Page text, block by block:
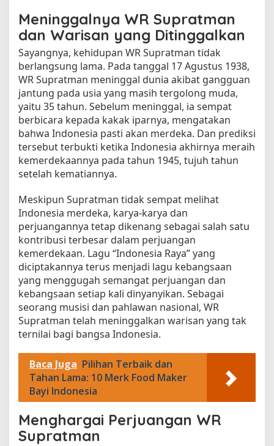
Meninggalnya WR Supratman
dan Warisan yang Ditinggalkan
Sayangnya, kehidupan WR Supratman tidak
berlangsung lama. Pada tanggal 17 Agustus 1938,
WR Supratman meninggal dunia akibat gangguan
jantung pada usia yang masih tergolong muda,
yaitu 35 tahun. Sebelum meninggal, ia sempat
berbicara kepada kakak iparnya, mengatakan
bahwa Indonesia pasti akan merdeka. Dan prediksi
tersebut terbukti ketika Indonesia akhirnya meraih
kemerdekaannya pada tahun 1945, tujuh tahun
setelah kematiannya.
Meskipun Supratman tidak sempat melihat
Indonesia merdeka, karya-karya dan
perjuangannya tetap dikenang sebagai salah satu
kontribusi terbesar dalam perjuangan
kemerdekaan. Lagu “Indonesia Raya” yang
diciptakannya terus menjadi lagu kebangsaan
yang menggugah semangat perjuangan dan
kebangsaan setiap kali dinyanyikan. Sebagai
seorang musisi dan pahlawan nasional, WR
Supratman telah meninggalkan warisan yang tak
ternilai bagi bangsa Indonesia.
Baca Juga Pilihan Terbaik dan
Tahan Lama: 10 Merk Food Maker
Bayi Indonesia
Menghargai Perjuangan WR
Supratman